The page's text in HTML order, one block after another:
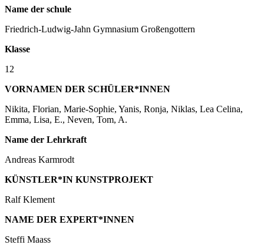
Name der schule
Friedrich-Ludwig-Jahn Gymnasium Großengottern
Klasse
12
VORNAMEN DER SCHÜLER*INNEN
Nikita, Florian, Marie-Sophie, Yanis, Ronja, Niklas, Lea Celina,
Emma, Lisa, E., Neven, Tom, A.
Name der Lehrkraft
Andreas Karmrodt
KÜNSTLER*IN KUNSTPROJEKT
Ralf Klement
NAME DER EXPERT*INNEN
Steffi Maass